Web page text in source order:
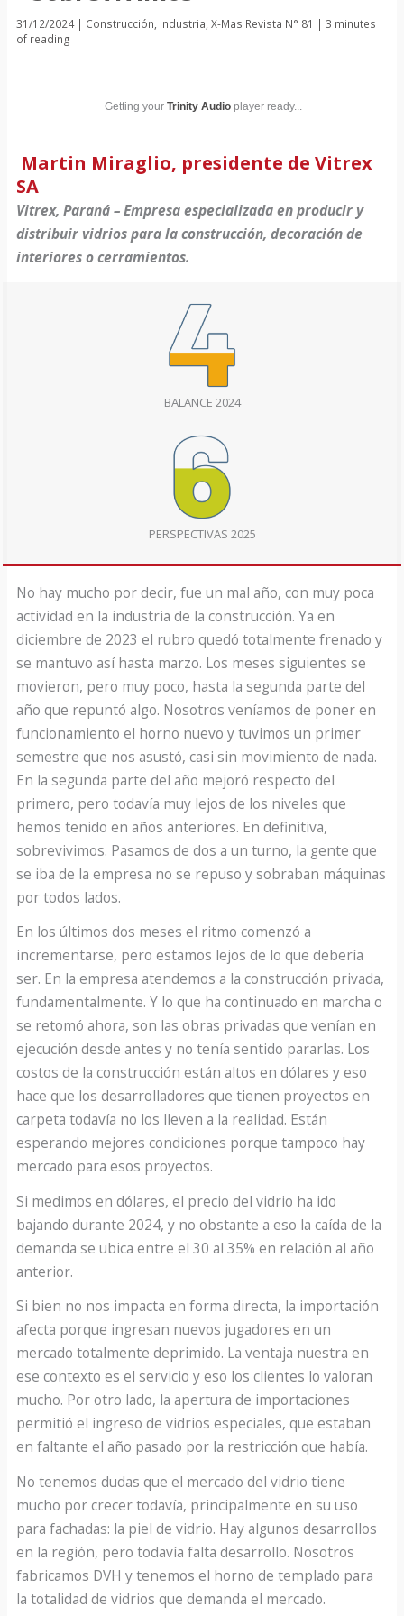
31/12/2024 | Construcción, Industria,X-Mas Revista N° 81 |3 minutes
of reading
Getting your Trinity Audioplayer ready...
Martin Miraglio, presidente de Vitrex
SA
Vitrex, Paraná – Empresa especializada en producir y
distribuir vidrios para la construcción, decoración de
interiores o cerramientos.
BALANCE 2024
PERSPECTIVAS 2025
No hay mucho por decir, fue un mal año, con muy poca
actividad en la industria de la construcción. Ya en
diciembre de 2023 el rubro quedó totalmente frenado y
se mantuvo así hasta marzo. Los meses siguientes se
movieron, pero muy poco, hasta la segunda parte del
año que repuntó algo. Nosotros veníamos de poner en
funcionamiento el horno nuevo y tuvimos un primer
semestre que nos asustó, casi sin movimiento de nada.
En la segunda parte del año mejoró respecto del
primero, pero todavía muy lejos de los niveles que
hemos tenido en años anteriores. En definitiva,
sobrevivimos. Pasamos de dos a un turno, la gente que
se iba de la empresa no se repuso y sobraban máquinas
por todos lados.
En los últimos dos meses el ritmo comenzó a
incrementarse, pero estamos lejos de lo que debería
ser. En la empresa atendemos a la construcción privada,
fundamentalmente. Y lo que ha continuado en marcha o
se retomó ahora, son las obras privadas que venían en
ejecución desde antes y no tenía sentido pararlas. Los
costos de la construcción están altos en dólares y eso
hace que los desarrolladores que tienen proyectos en
carpeta todavía no los lleven a la realidad. Están
esperando mejores condiciones porque tampoco hay
mercado para esos proyectos.
Si medimos en dólares, el precio del vidrio ha ido
bajando durante 2024, y no obstante a eso la caída de la
demanda se ubica entre el 30 al 35% en relación al año
anterior.
Si bien no nos impacta en forma directa, la importación
afecta porque ingresan nuevos jugadores en un
mercado totalmente deprimido. La ventaja nuestra en
ese contexto es el servicio y eso los clientes lo valoran
mucho. Por otro lado, la apertura de importaciones
permitió el ingreso de vidrios especiales, que estaban
en faltante el año pasado por la restricción que había.
No tenemos dudas que el mercado del vidrio tiene
mucho por crecer todavía, principalmente en su uso
para fachadas: la piel de vidrio. Hay algunos desarrollos
en la región, pero todavía falta desarrollo. Nosotros
fabricamos DVH y tenemos el horno de templado para
la totalidad de vidrios que demanda el mercado.